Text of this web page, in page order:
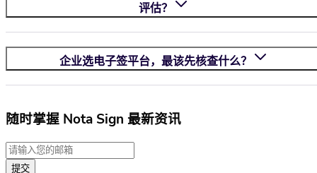
评估？
企业选电子签平台，最该先核查什么？
随时掌握 Nota Sign 最新资讯
提交